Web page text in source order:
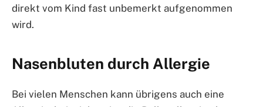
direkt vom Kind fast unbemerkt aufgenommen
wird.
Nasenbluten durch Allergie
Bei vielen Menschen kann übrigens auch eine